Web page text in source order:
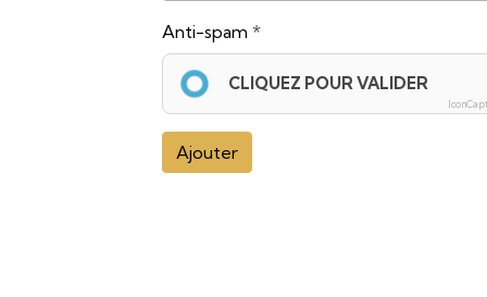
Anti-spam
CLIQUEZ POUR VALIDER
Ajouter